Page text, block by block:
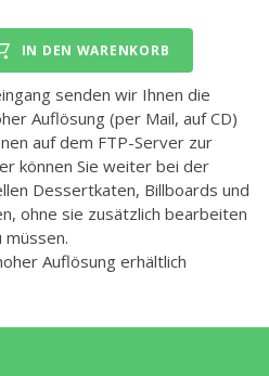
IN DEN WARENKORB
senden wir Ihnen die
Auflösung (per Mail, auf CD)
auf dem FTP-Server zur
können Sie weiter bei der
Dessertkaten, Billboards und
ohne sie zusätzlich bearbeiten
müssen.
Auflösung erhältlich